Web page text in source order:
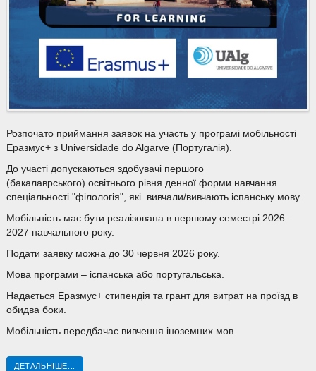
Розпочато приймання заявок на участь у програмі мобільності
Еразмус+ з Universidade do Algarve (Португалія).
До участі допускаються здобувачі першого
(бакалаврського) освітнього рівня денної форми навчання
спеціальності "філологія", які вивчали/вивчають іспанську мову.
Мобільність має бути реалізована в першому семестрі 2026–
2027 навчального року.
Подати заявку можна до 30 червня 2026 року.
Мова програми – іспанська або португальська.
Надається Еразмус+ стипендія та грант для витрат на проїзд в
обидва боки.
Мобільність передбачає вивчення іноземних мов.
ДЕТАЛЬНІШЕ...